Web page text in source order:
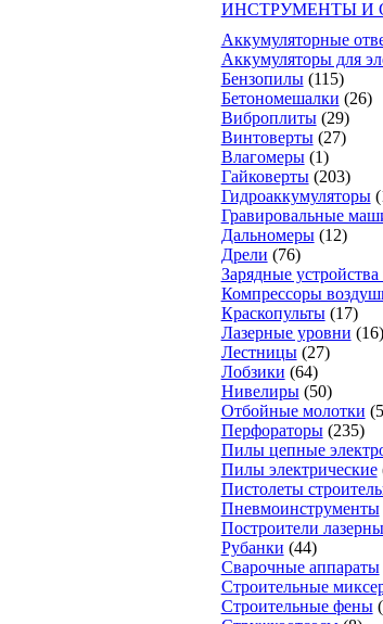
ИНСТРУМЕНТЫ И
Аккумуляторные
Аккумуляторы для
Бензопилы (115)
Бетономешалки (26)
Виброплиты (29)
Винтоверты (27)
Влагомеры (1)
Гайковерты (203)
Гидроаккумуляторы
Гравировальные
Дальномеры (12)
Дрели (76)
Зарядные
Компрессоры
Краскопульты (17)
Лазерные уровни (16)
Лестницы (27)
Лобзики (64)
Нивелиры (50)
Отбойные молотки
Перфораторы (235)
Пилы цепные
Пилы электрические
Пистолеты
Пневмоинструменты
Построители
Рубанки (44)
Сварочные аппараты
Строительные
Строительные фены